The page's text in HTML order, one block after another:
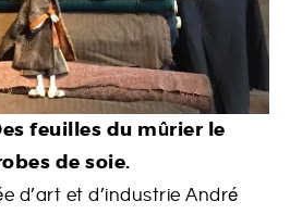
feuilles du mûrier le
de soie.
d’art et d’industrie André